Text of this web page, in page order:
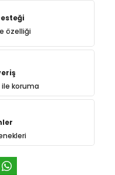
özelliği
ile koruma